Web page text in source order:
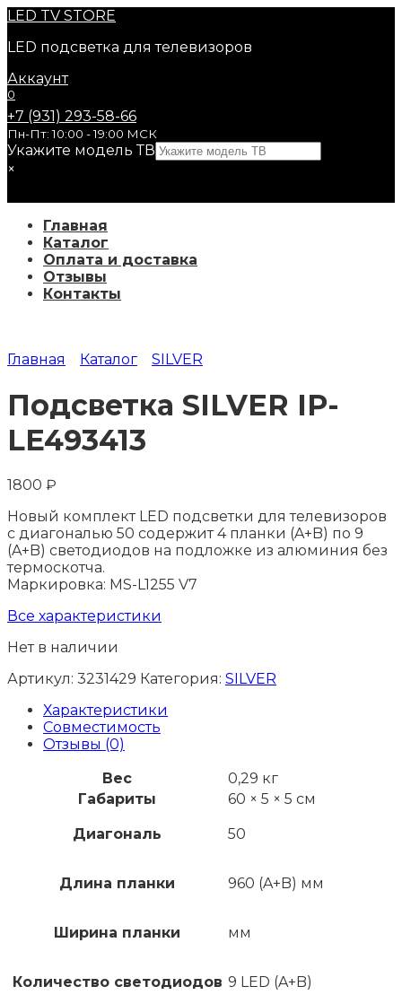
Перейти
содержанию
LED TV STORE
LED подсветка для телевизоров
Аккаунт
0
+7 (931) 293-58-66
Пн-Пт: 10:00 - 19:00 МСК
Укажите модель ТВ
×
Главная
Каталог
Оплата и доставка
Отзывы
Контакты
Главная Каталог SILVER
Подсветка SILVER IP-
LE493413
1800 ₽
Новый комплект LED подсветки для телевизоров
с диагональю 50 содержит 4 планки (A+B) по 9
(A+B) светодиодов на подложке из алюминия без
термоскотча.
Маркировка: MS-L1255 V7
Все характеристики
Нет в наличии
Артикул: 3231429 Категория: SILVER
Характеристики
Совместимость
Отзывы (0)
Вес
0,29 кг
Габариты
60 × 5 × 5 см
Диагональ 50
Длина планки 960 (A+B) мм
Ширина планки мм
Количество светодиодов 9 LED (A+B)